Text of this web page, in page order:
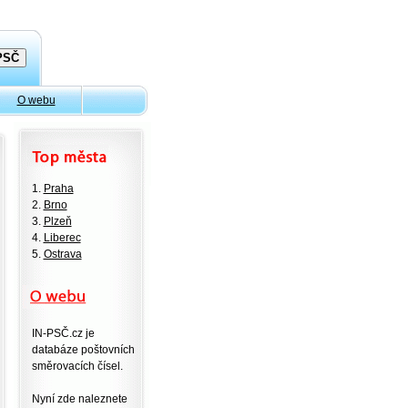
O webu
1. Praha
2. Brno
3. Plzeň
4. Liberec
5. Ostrava
IN-PSČ.cz je
databáze poštovních
směrovacích čísel.
Nyní zde naleznete